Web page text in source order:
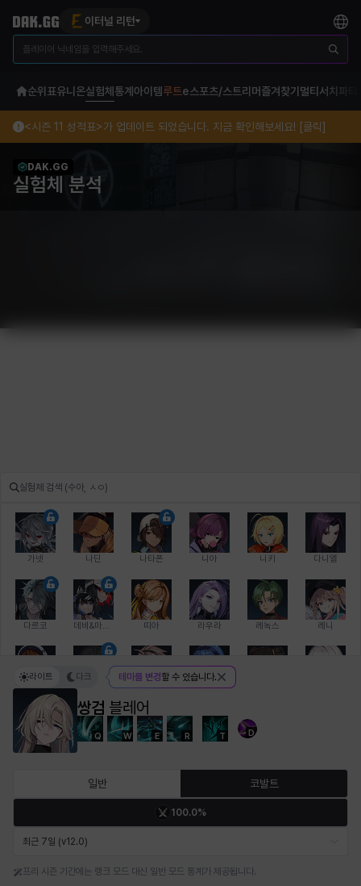
이터널 리턴
순위표유니온실험체 통계 아이템루트e스포츠/스트리머 즐겨찾기 멀티서치 파티
<시즌 11 성적표>가 업데이트 되었습니다. 지금 확인해보세요! [클릭]
DAK.GG
실험체 분석
가넷 나딘 나타폰 니아 니키 다니엘
다르코 띠아 라우라 레녹스 레니
레온 루크 르노어
바바라 버니스 블레어 비앙카 비형 샬럿
쌍검 블레어
Q W E R T D
라이트 다크 테마를 변경할 수 있습니다.
일반 코발트
100.0%
최근 7일 (v12.0)
프리 시즌 기간에는 랭크 모드 대신 일반 모드 통계가 제공됩니다.